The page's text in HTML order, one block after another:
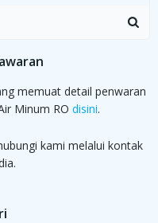
memuat detail penwaran
Minum RO disini.
kami melalui kontak